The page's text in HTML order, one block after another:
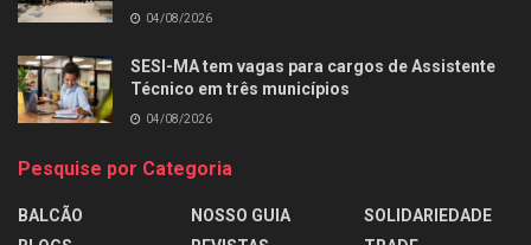
04/08/2026
SESI-MA tem vagas para cargos de Assistente
Técnico em três municípios
04/08/2026
Pesquise por Categoria
BALCÃO
NOSSO GUIA
SOLIDARIEDADE